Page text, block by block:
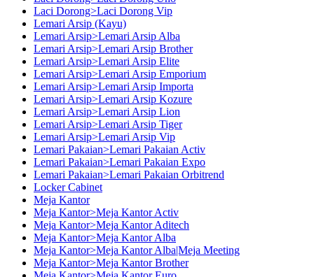
Laci Dorong>Laci Dorong Vip
Lemari Arsip (Kayu)
Lemari Arsip>Lemari Arsip Alba
Lemari Arsip>Lemari Arsip Brother
Lemari Arsip>Lemari Arsip Elite
Lemari Arsip>Lemari Arsip Emporium
Lemari Arsip>Lemari Arsip Importa
Lemari Arsip>Lemari Arsip Kozure
Lemari Arsip>Lemari Arsip Lion
Lemari Arsip>Lemari Arsip Tiger
Lemari Arsip>Lemari Arsip Vip
Lemari Pakaian>Lemari Pakaian Activ
Lemari Pakaian>Lemari Pakaian Expo
Lemari Pakaian>Lemari Pakaian Orbitrend
Locker Cabinet
Meja Kantor
Meja Kantor>Meja Kantor Activ
Meja Kantor>Meja Kantor Aditech
Meja Kantor>Meja Kantor Alba
Meja Kantor>Meja Kantor Alba|Meja Meeting
Meja Kantor>Meja Kantor Brother